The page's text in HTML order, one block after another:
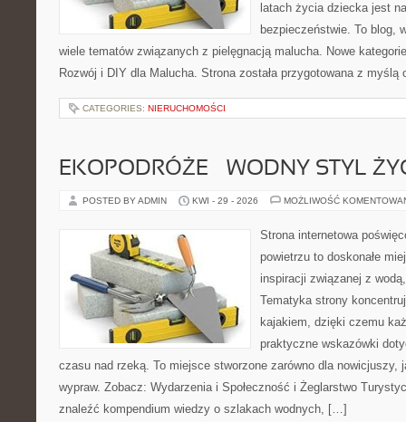
latach życia dziecka jest
bezpieczeństwie. To blog,
wiele tematów związanych z pielęgnacją malucha. Nowe
Rozwój i DIY dla Malucha. Strona została przygotowana z
CATEGORIES: NIERUCHOMOŚCI
EKOPODRÓŻE – WODNY STYL
POSTED BY ADMIN KWI - 29 - 2026 MOŻLIWOŚĆ
Strona internetowa
powietrzu to doskonałe
inspiracji związanej z
Tematyka strony
kajakiem, dzięki czemu
praktyczne wskazówki
czasu nad rzeką. To miejsce stworzone zarówno dla nowicjuszy,
wypraw. Zobacz: Wydarzenia i Społeczność i Żeglarstwo
znaleźć kompendium wiedzy o szlakach wodnych, […]